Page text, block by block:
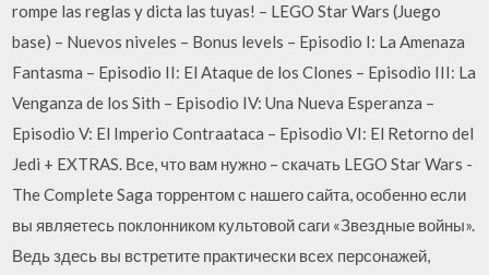
rompe las reglas y dicta las tuyas! – LEGO Star Wars (Juego
base) – Nuevos niveles – Bonus levels – Episodio I: La Amenaza
Fantasma – Episodio II: El Ataque de los Clones – Episodio III: La
Venganza de los Sith – Episodio IV: Una Nueva Esperanza –
Episodio V: El Imperio Contraataca – Episodio VI: El Retorno del
Jedi + EXTRAS. Все, что вам нужно – скачать LEGO Star Wars -
The Complete Saga торрентом с нашего сайта, особенно если
вы являетесь поклонником культовой саги «Звездные войны».
Ведь здесь вы встретите практически всех персонажей,